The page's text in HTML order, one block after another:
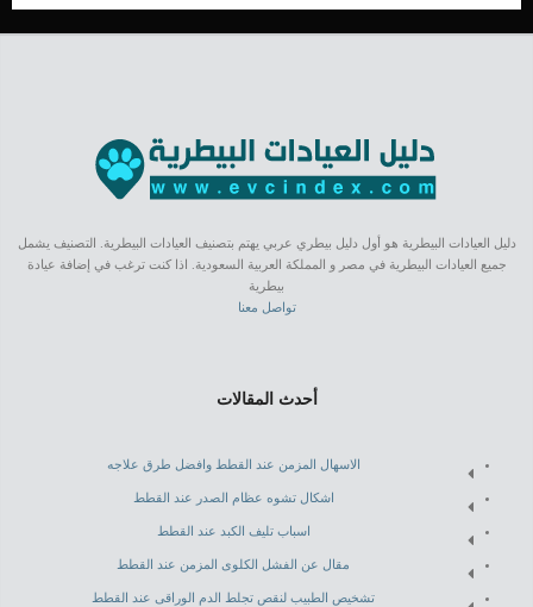
دليل العيادات البيطرية هو أول دليل بيطري عربي يهتم بتصنيف العيادات البيطرية. التصنيف يشمل
جميع العيادات البيطرية في مصر و المملكة العربية السعودية. اذا كنت ترغب في إضافة عيادة
بيطرية
تواصل معنا
أحدث المقالات
الاسهال المزمن عند القطط وافضل طرق علاجه
اشكال تشوه عظام الصدر عند القطط
اسباب تليف الكبد عند القطط
مقال عن الفشل الكلوى المزمن عند القطط
تشخيص الطبيب لنقص تجلط الدم الوراقى عند القطط